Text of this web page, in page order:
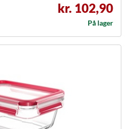
kr. 102,90
På lager